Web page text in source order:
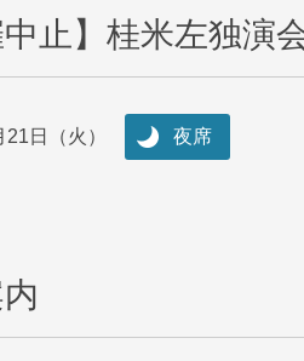
中止】桂米左独演
日（火） 夜席